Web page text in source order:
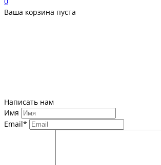
Ваша корзина пуста
Написать нам
Имя
Email*